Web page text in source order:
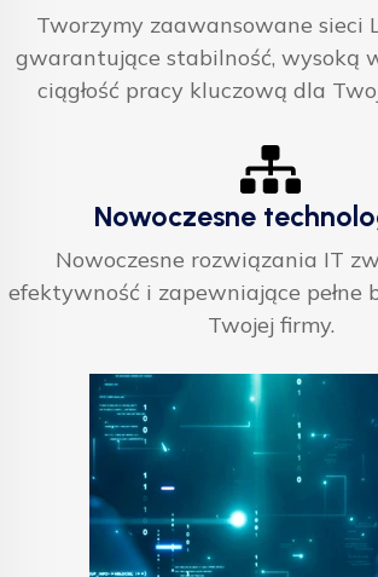
Tworzymy zaawansowane sieci
gwarantujące stabilność, wysoką
ciągłość pracy kluczową dla
Nowoczesne
Nowoczesne rozwiązania IT
efektywność i zapewniające pełne
Twojej firmy.